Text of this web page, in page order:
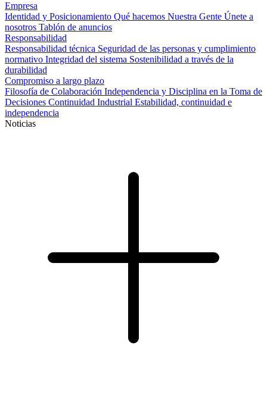
Empresa
Identidad y Posicionamiento Qué hacemos Nuestra Gente Únete a
nosotros Tablón de anuncios
Responsabilidad
Responsabilidad técnica Seguridad de las personas y cumplimiento
normativo Integridad del sistema Sostenibilidad a través de la
durabilidad
Compromiso a largo plazo
Filosofía de Colaboración Independencia y Disciplina en la Toma de
Decisiones Continuidad Industrial Estabilidad, continuidad e
independencia
Noticias